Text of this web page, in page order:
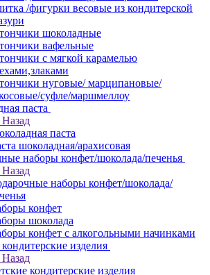
/фигурки весовые из кондитерской
шоколадные
вафельные
с мягкой карамелью
нуговые/ марципановые/
суфле/маршмеллоу
паста
Назад
паста
шоколадная/арахисовая
наборы конфет/шоколада/печенья
Назад
наборы конфет/шоколада/
конфет
шоколада
конфет с алкогольными начинками
изделия
Назад
кондитерские изделия